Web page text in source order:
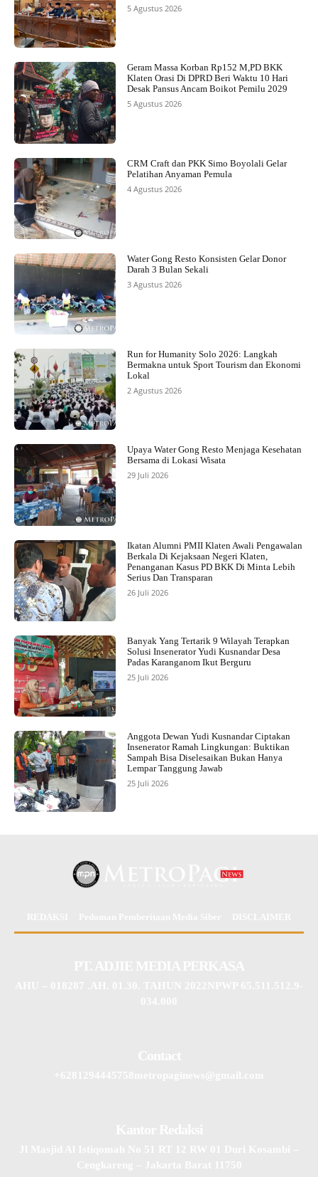
5 Agustus 2026
Geram Massa Korban Rp152 M,PD BKK
Klaten Orasi Di DPRD Beri Waktu 10 Hari
Desak Pansus Ancam Boikot Pemilu 2029
5 Agustus 2026
CRM Craft dan PKK Simo Boyolali Gelar
Pelatihan Anyaman Pemula
4 Agustus 2026
Water Gong Resto Konsisten Gelar Donor
Darah 3 Bulan Sekali
3 Agustus 2026
Run for Humanity Solo 2026: Langkah
Bermakna untuk Sport Tourism dan Ekonomi
Lokal
2 Agustus 2026
Upaya Water Gong Resto Menjaga Kesehatan
Bersama di Lokasi Wisata
29 Juli 2026
Ikatan Alumni PMII Klaten Awali Pengawalan
Berkala Di Kejaksaan Negeri Klaten,
Penanganan Kasus PD BKK Di Minta Lebih
Serius Dan Transparan
26 Juli 2026
Banyak Yang Tertarik 9 Wilayah Terapkan
Solusi Insenerator Yudi Kusnandar Desa
Padas Karanganom Ikut Berguru
25 Juli 2026
Anggota Dewan Yudi Kusnandar Ciptakan
Insenerator Ramah Lingkungan: Buktikan
Sampah Bisa Diselesaikan Bukan Hanya
Lempar Tanggung Jawab
25 Juli 2026